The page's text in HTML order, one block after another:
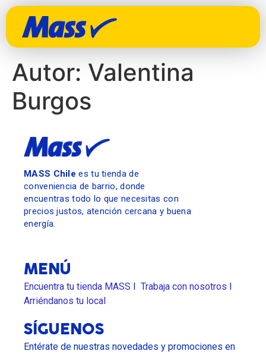
Autor: Valentina
Burgos
MASS Chile es tu tienda de
conveniencia de barrio, donde
encuentras todo lo que necesitas con
precios justos, atención cercana y buena
energía.
MENÚ
Encuentra tu tienda MASS I Trabaja con nosotros l
Arriéndanos tu local
SÍGUENOS
Entérate de nuestras novedades y promociones en